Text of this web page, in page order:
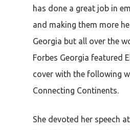
has done a great job in
and making them more
Georgia but all over the
Forbes Georgia featured
cover with the following
Connecting Continents.
She devoted her speech